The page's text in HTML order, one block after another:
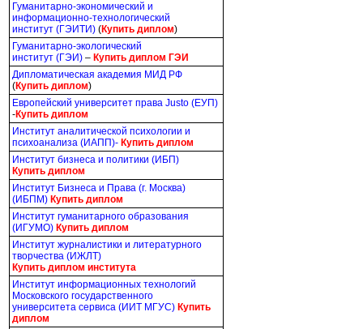
Гуманитарно-экономический и
информационно-технологический
институт (ГЭИТИ) (Купить диплом)
Гуманитарно-экологический
институт (ГЭИ) – Купить диплом ГЭИ
Дипломатическая академия МИД РФ
(Купить диплом)
Европейский университет права Justo (ЕУП)
-Купить диплом
Институт аналитической психологии и
психоанализа (ИАПП)- Купить диплом
Институт бизнеса и политики (ИБП)
Купить диплом
Институт Бизнеса и Права (г. Москва)
(ИБПМ) Купить диплом
Институт гуманитарного образования
(ИГУМО) Купить диплом
Институт журналистики и литературного
творчества (ИЖЛТ)
Купить диплом института
Институт информационных технологий
Московского государственного
университета сервиса (ИИТ МГУС) Купить
диплом